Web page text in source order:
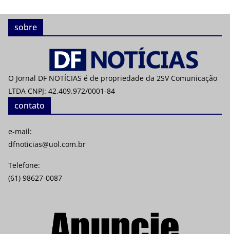
sobre
O Jornal DF NOTÍCIAS é de propriedade da 2SV Comunicação
LTDA CNPJ: 42.409.972/0001-84
contato
e-mail:
dfnoticias@uol.com.br
Telefone:
(61) 98627-0087